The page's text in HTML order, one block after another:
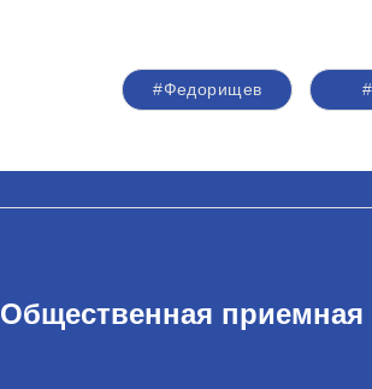
#Федорищев
Общественная приемная